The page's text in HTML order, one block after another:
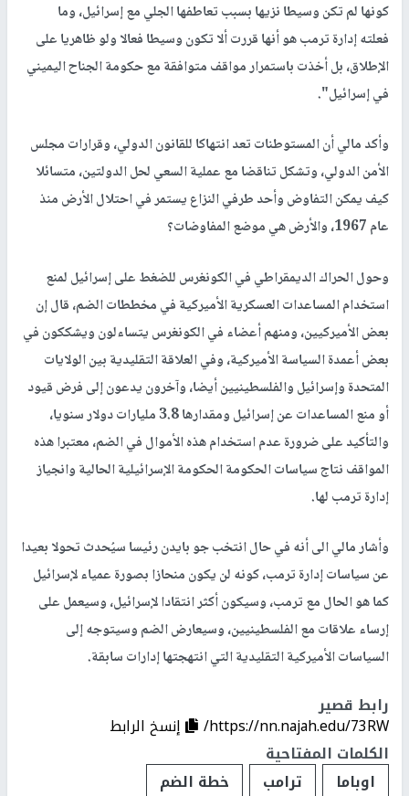
كونها لم تكن وسيطا نزيها بسبب تعاطفها الجلي مع إسرائيل، وما
فعلته إدارة ترمب هو أنها قررت ألا تكون وسيطا فعالا ولو ظاهريا على
الإطلاق، بل أخذت باستمرار مواقف متوافقة مع حكومة الجناح اليميني
في إسرائيل".
وأكد مالي أن المستوطنات تعد انتهاكا للقانون الدولي، وقرارات مجلس
الأمن الدولي، وتشكل تناقضا مع عملية السعي لحل الدولتين، متسائلا
كيف يمكن التفاوض وأحد طرفي النزاع يستمر في احتلال الأرض منذ
عام 1967، والأرض هي موضع المفاوضات؟
وحول الحراك الديمقراطي في الكونغرس للضغط على إسرائيل لمنع
استخدام المساعدات العسكرية الأميركية في مخططات الضم، قال إن
بعض الأميركيين، ومنهم أعضاء في الكونغرس يتساءلون ويشككون في
بعض أعمدة السياسة الأميركية، وفي العلاقة التقليدية بين الولايات
المتحدة وإسرائيل والفلسطينيين أيضا، وآخرون يدعون إلى فرض قيود
أو منع المساعدات عن إسرائيل ومقدارها 3.8 مليارات دولار سنويا،
والتأكيد على ضرورة عدم استخدام هذه الأموال في الضم، معتبرا هذه
المواقف نتاج سياسات الحكومة الحكومة الإسرائيلية الحالية وانجياز
إدارة ترمب لها.
وأشار مالي الى أنه في حال انتخب جو بايدن رئيسا سيُحدث تحولا بعيدا
عن سياسات إدارة ترمب، كونه لن يكون منحازا بصورة عمياء لإسرائيل
كما هو الحال مع ترمب، وسيكون أكثر انتقادا لإسرائيل، وسيعمل على
إرساء علاقات مع الفلسطينيين، وسيعارض الضم وسيتوجه إلى
السياسات الأميركية التقليدية التي انتهجتها إدارات سابقة.
رابط قصير
https://nn.najah.edu/73RW/
إنسخ الرابط
الكلمات المفتاحية
اوباما
ترامب خطة الضم